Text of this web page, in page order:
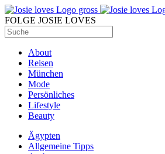
FOLGE JOSIE LOVES
About
Reisen
München
Mode
Persönliches
Lifestyle
Beauty
Ägypten
Allgemeine Tipps